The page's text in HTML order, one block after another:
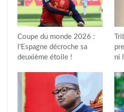
Coupe du monde 2026 :
l’Espagne décroche sa
deuxième étoile !
ni